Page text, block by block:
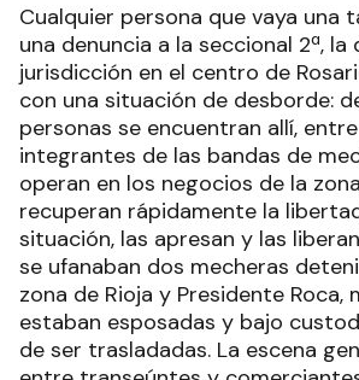
Cualquier persona que vaya una
una denuncia a la seccional 2ª, la
jurisdicción en el centro de
con una situación de desborde:
personas se encuentran allí,
integrantes de las bandas de
operan en los negocios de la
recuperan rápidamente la
situación, las apresan y las
se ufanaban dos mecheras
zona de Rioja y Presidente Roca,
estaban esposadas y bajo
de ser trasladadas. La escena